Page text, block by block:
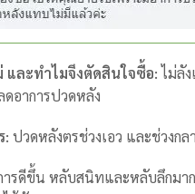
และทำไมจึงตัดสินใจซื้อ:ไม่ลัง
อาการปวดหลัง
: ปวดหลังตรช่วงเอว และช่วงกล
ารดีขึ้น หลับสนิทและหลับลึกมา